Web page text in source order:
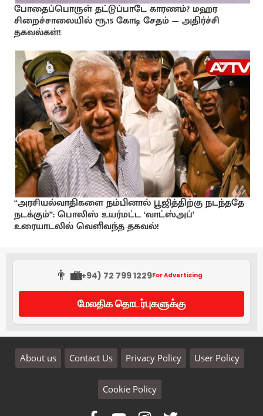
போதைப்பொருள் தட்டுப்பாடே காரணம்? மஹர
சிறைச்சாலையில் ரூ.15 கோடி சேதம் — அதிர்ச்சி
தகவல்கள்!
“அரசியல்வாதிகளை நம்பினால் பூஜித்திற்கு நடந்ததே
நடக்கும்”: பொலிஸ் உயர்மட்ட ‘வாட்ஸ்அப்’
உரையாடலில் வெளிவந்த தகவல்!
👨‍💼(+94) 72 799 1229For Advertising
மேலதிக தொடர்புகளுக்கு
About us Contact Us Privacy Policy User Policy
Cookie Policy